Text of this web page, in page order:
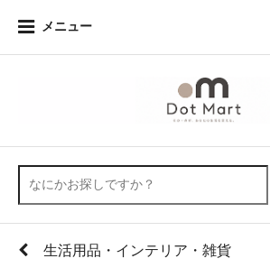
メニュー
生活用品・インテリア・雑貨